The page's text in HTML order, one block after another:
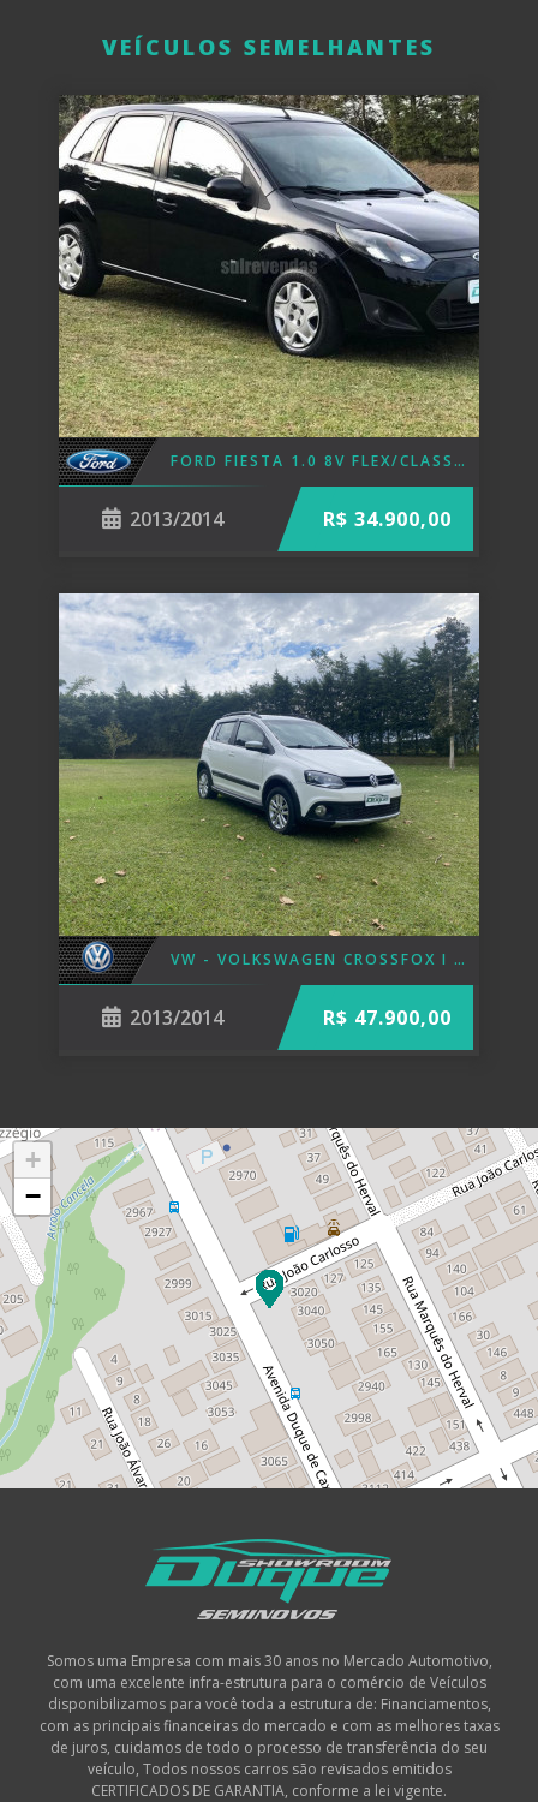
VEÍCULOS SEMELHANTES
FORD FIESTA 1.0 8V FLEX/CLASS 1.0 8V FLEX 5P 2014
2013/2014 R$ 34.900,00
VW - VOLKSWAGEN CROSSFOX I MOTION 1.6 MI T. FLEX 8V 5P 2014
2013/2014 R$ 47.900,00
+
−
Somos uma Empresa com mais 30 anos no Mercado Automotivo,
com uma excelente infra-estrutura para o comércio de Veículos
disponibilizamos para você toda a estrutura de: Financiamentos,
com as principais financeiras do mercado e com as melhores taxas
de juros, cuidamos de todo o processo de transferência do seu
veículo, Todos nossos carros são revisados emitidos
CERTIFICADOS DE GARANTIA, conforme a lei vigente.